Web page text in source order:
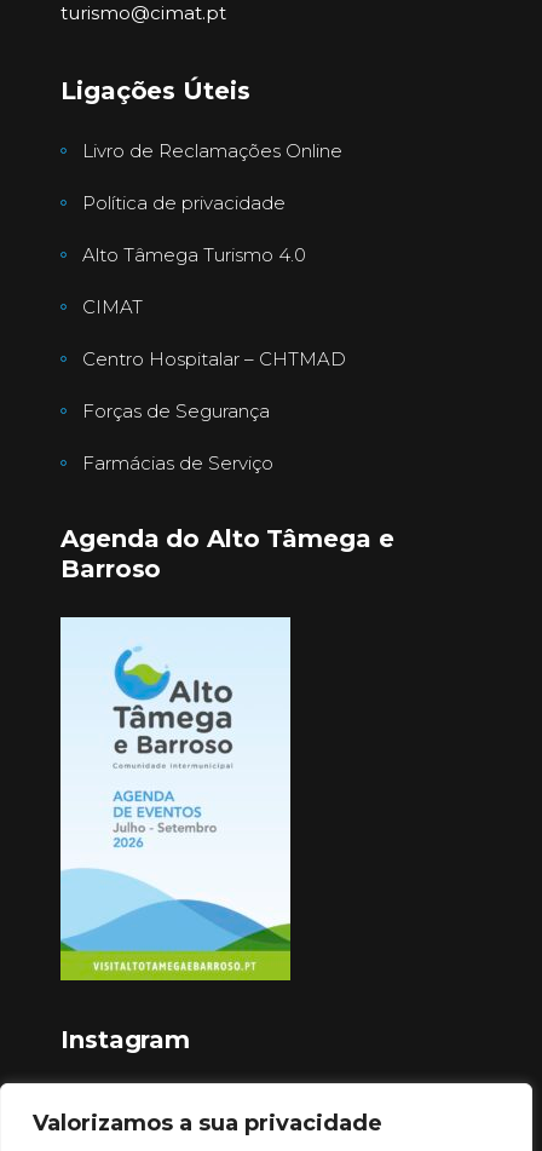
Valorizamos a sua privacidade
turismo@cimat.pt
Ligações Úteis
Livro de Reclamações Online
Política de privacidade
Alto Tâmega Turismo 4.0
CIMAT
Centro Hospitalar – CHTMAD
Forças de Segurança
Farmácias de Serviço
Agenda do Alto Tâmega e
Barroso
Instagram